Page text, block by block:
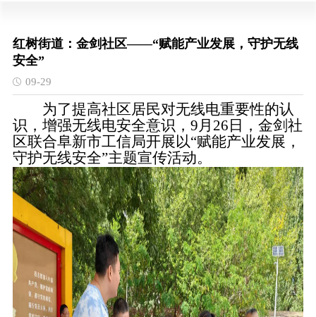
红树街道：金剑社区——“赋能产业发展，守护无线
安全”
09-29
为了提高社区居民对无线电重要性的认
识，增强无线电安全意识，9月26日，金剑社
区联合阜新市工信局开展以“赋能产业发展，
守护无线安全”主题宣传活动。